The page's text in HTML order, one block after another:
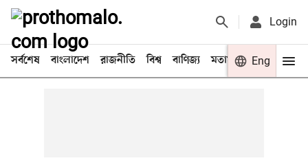
Login
সর্বশেষ বাংলাদেশ রাজনীতি বিশ্ব বাণিজ্য মতামত খেলা
Eng